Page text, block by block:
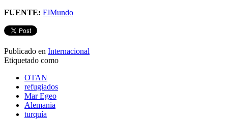
FUENTE: ElMundo
Publicado en Internacional
Etiquetado como
OTAN
refugiados
Mar Egeo
Alemania
turquía